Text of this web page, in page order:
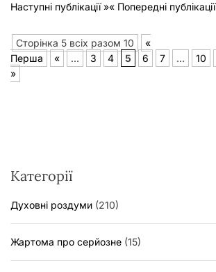
Наступні публікації »« Попередні публікації
Сторінка 5 всіх разом 10
«
Перша
« ... 3 4 5 6 7 ... 10
»
Категорії
Духовні роздуми (210)
Жартома про серйозне (15)